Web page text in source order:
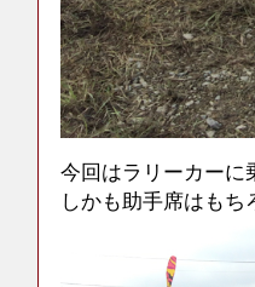
今回はラリーカーに
しかも助手席はも